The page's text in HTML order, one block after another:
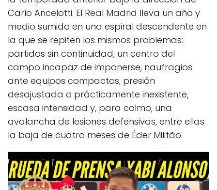
Carlo Ancelotti. El Real Madrid lleva un año y
medio sumido en una espiral descendente en
la que se repiten los mismos problemas:
partidos sin continuidad, un centro del
campo incapaz de imponerse, naufragios
ante equipos compactos, presión
desajustada o prácticamente inexistente,
escasa intensidad y, para colmo, una
avalancha de lesiones defensivas, entre ellas
la baja de cuatro meses de Éder Militão.